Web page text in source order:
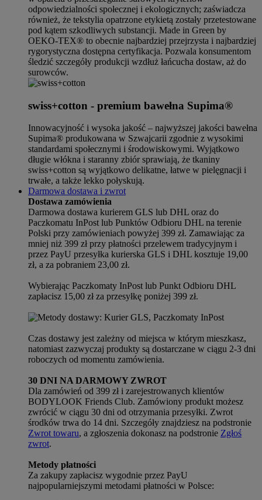
odpowiedzialności społecznej i ekologicznych; zaświadcza
również, że tekstylia opatrzone etykietą zostały przetestowane
pod kątem szkodliwych substancji. Made in Green by
OEKO-TEX® to obecnie najbardziej przejrzysta i najbardziej
rygorystyczna dostępna certyfikacja. Pozwala konsumentom
śledzić szczegóły produkcji wzdłuż łańcucha dostaw, aż do
surowców.
swiss+cotton - premium bawełna Supima®
Innowacyjność i wysoka jakość – najwyższej jakości bawełna
Supima® produkowana w Szwajcarii zgodnie z wysokimi
standardami społecznymi i środowiskowymi. Wyjątkowo
długie włókna i staranny zbiór sprawiają, że tkaniny
swiss+cotton są wyjątkowo delikatne, łatwe w pielęgnacji i
trwałe, a także lekko połyskują.
Darmowa dostawa i zwrot
Dostawa zamówienia
Darmowa dostawa kurierem GLS lub DHL oraz do
Paczkomatu InPost lub Punktów Odbioru DHL na terenie
Polski przy zamówieniach powyżej 399 zł. Zamawiając za
mniej niż 399 zł przy płatności przelewem tradycyjnym i
przez PayU przesyłka kurierska GLS i DHL kosztuje 19,00
zł, a za pobraniem 23,00 zł.
Wybierając Paczkomaty InPost lub Punkt Odbioru DHL
zapłacisz 15,00 zł za przesyłkę poniżej 399 zł.
Czas dostawy jest zależny od miejsca w którym mieszkasz,
natomiast zazwyczaj produkty są dostarczane w ciągu 2-3 dni
roboczych od momentu zamówienia.
30 DNI NA DARMOWY ZWROT
Dla zamówień od 399 zł i zarejestrowanych klientów
BODYLOOK Friends Club. Zamówiony produkt możesz
zwrócić w ciągu 30 dni od otrzymania przesyłki. Zwrot
środków trwa do 14 dni. Szczegóły znajdziesz na podstronie
Zwrot towaru, a zgłoszenia dokonasz na podstronie Zgłoś
zwrot.
Metody płatności
Za zakupy zapłacisz wygodnie przez PayU
najpopularniejszymi metodami płatności w Polsce: